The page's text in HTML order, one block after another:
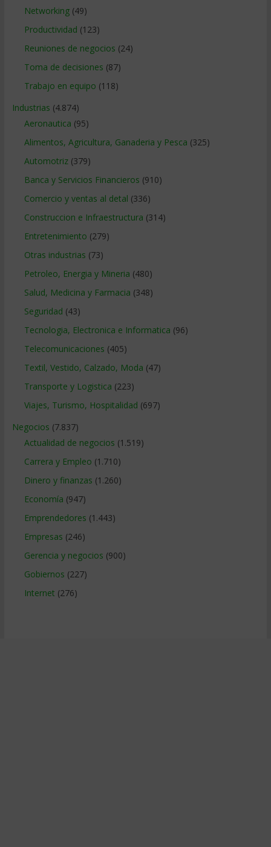
Networking(49)
Productividad (123)
Reuniones de negocios (24)
Toma de decisiones (87)
Trabajo en equipo (118)
Industrias (4.874)
Aeronautica (95)
Alimentos, Agricultura, Ganaderia y Pesca (325)
Automotriz(379)
Banca y Servicios Financieros (910)
Comercio y ventas al detal (336)
Construccion e Infraestructura (314)
Entretenimiento (279)
Otras industrias (73)
Petroleo, Energia y Mineria (480)
Salud, Medicina y Farmacia (348)
Seguridad (43)
Tecnologia, Electronica e Informatica (96)
Telecomunicaciones (405)
Textil, Vestido, Calzado, Moda (47)
Transporte y Logistica (223)
Viajes, Turismo, Hospitalidad (697)
Negocios (7.837)
Actualidad de negocios (1.519)
Carrera y Empleo (1.710)
Dinero y finanzas (1.260)
Economía (947)
Emprendedores (1.443)
Empresas (246)
Gerencia y negocios (900)
Gobiernos (227)
Internet (276)